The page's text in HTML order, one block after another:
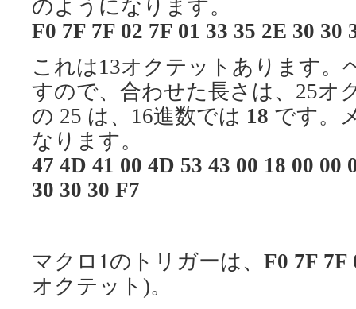
のようになります。
F0 7F 7F 02 7F 01 33 35 2E 30 30
これは13オクテットあります。
すので、合わせた長さは、25オ
の 25 は、16進数では 18 です。
なります。
47 4D 41 00 4D 53 43 00 18 00 00
30 30 30 F7
マクロ1のトリガーは、 F0 7F 7F
オクテット)。